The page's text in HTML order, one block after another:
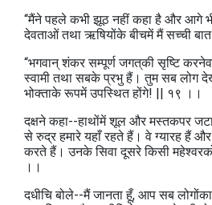
“मैंने पहले कभी झूठ नहीं कहा है और आगे
देवताओं तथा ऋषियोंके बीचमें मैं सच्ची
“भगवान्‌ शंकर सम्पूर्ण जगत्‌की सृष्टि
स्वामी तथा सबके प्रभु हैं। तुम सब लोग
भोक्ताके रूपमें उपस्थित होंगे! || १९ ।।
दक्षने कहा--हाथोंमें शूल और मस्तकपर
से रुद्र हमारे यहाँ रहते हैं। वे ग्यारह हैं और
करते हैं। उनके सिवा दूसरे किसी
।।
दधीचि बोले--मैं जानता हूँ, आप सब